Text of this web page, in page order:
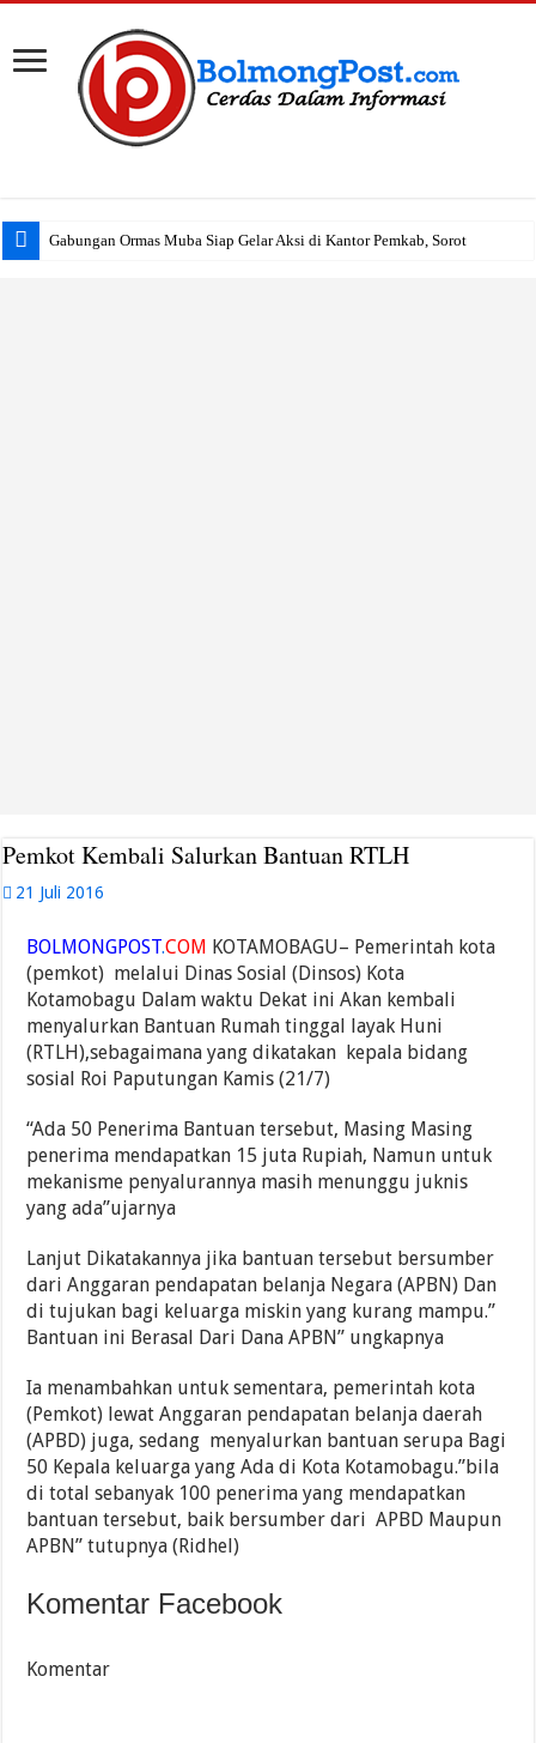
Pemkot Kembali Salurkan Bantuan RTLH
21 Juli 2016
BOLMONGPOST.COM KOTAMOBAGU– Pemerintah kota
(pemkot) melalui Dinas Sosial (Dinsos) Kota
Kotamobagu Dalam waktu Dekat ini Akan kembali
menyalurkan Bantuan Rumah tinggal layak Huni
(RTLH),sebagaimana yang dikatakan kepala bidang
sosial Roi Paputungan Kamis (21/7)
“Ada 50 Penerima Bantuan tersebut, Masing Masing
penerima mendapatkan 15 juta Rupiah, Namun untuk
mekanisme penyalurannya masih menunggu juknis
yang ada”ujarnya
Lanjut Dikatakannya jika bantuan tersebut bersumber
dari Anggaran pendapatan belanja Negara (APBN) Dan
di tujukan bagi keluarga miskin yang kurang mampu.”
Bantuan ini Berasal Dari Dana APBN” ungkapnya
Ia menambahkan untuk sementara, pemerintah kota
(Pemkot) lewat Anggaran pendapatan belanja daerah
(APBD) juga, sedang menyalurkan bantuan serupa Bagi
50 Kepala keluarga yang Ada di Kota Kotamobagu.”bila
di total sebanyak 100 penerima yang mendapatkan
bantuan tersebut, baik bersumber dari APBD Maupun
APBN” tutupnya (Ridhel)
Komentar Facebook
Komentar